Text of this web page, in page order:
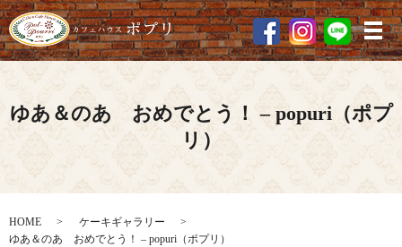
メ
ゆあ＆のあ おめでとう！ – popuri（ポプ
リ）
HOME
ケーキギャラリー
ゆあ＆のあ おめでとう！ – popuri（ポプリ）